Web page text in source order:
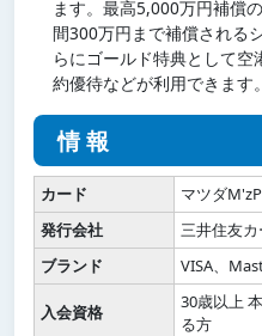
ます。最高5,000万円補償
間300万円まで補償される
らにゴールド特典として
約優待などが利用できます。
情報
カード
マツダ
発行会社
三井住友カ
ブランド
VISA、
入会資格
30歳以上
る方